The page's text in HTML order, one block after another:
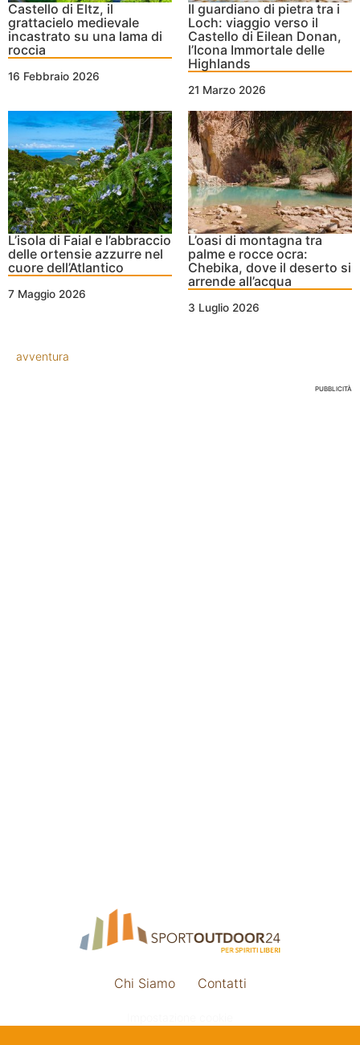
Castello di Eltz, il
grattacielo medievale
incastrato su una lama di
roccia
16 Febbraio 2026
Il guardiano di pietra tra i
Loch: viaggio verso il
Castello di Eilean Donan,
l’Icona Immortale delle
Highlands
21 Marzo 2026
L’isola di Faial e l’abbraccio
delle ortensie azzurre nel
cuore dell’Atlantico
7 Maggio 2026
L’oasi di montagna tra
palme e rocce ocra:
Chebika, dove il deserto si
arrende all’acqua
3 Luglio 2026
avventura
PUBBLICITÀ
Chi Siamo Contatti